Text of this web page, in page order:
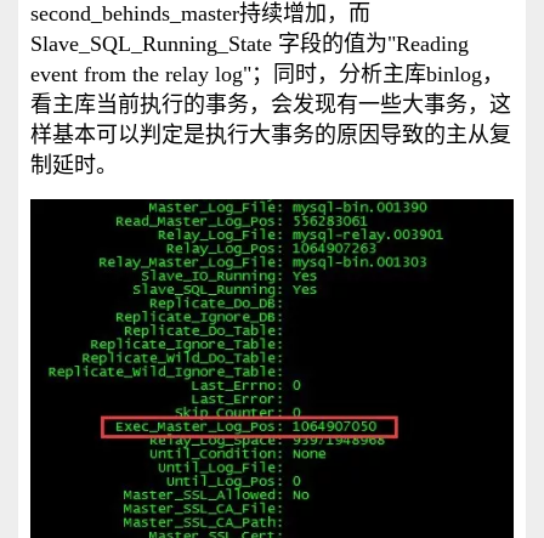
second_behinds_master持续增加，而
Slave_SQL_Running_State 字段的值为"Reading
event from the relay log"；同时，分析主库binlog，
看主库当前执行的事务，会发现有一些大事务，这
样基本可以判定是执行大事务的原因导致的主从复
制延时。